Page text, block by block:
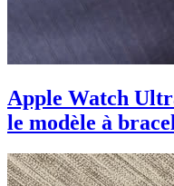
Apple Watch
le modèle à